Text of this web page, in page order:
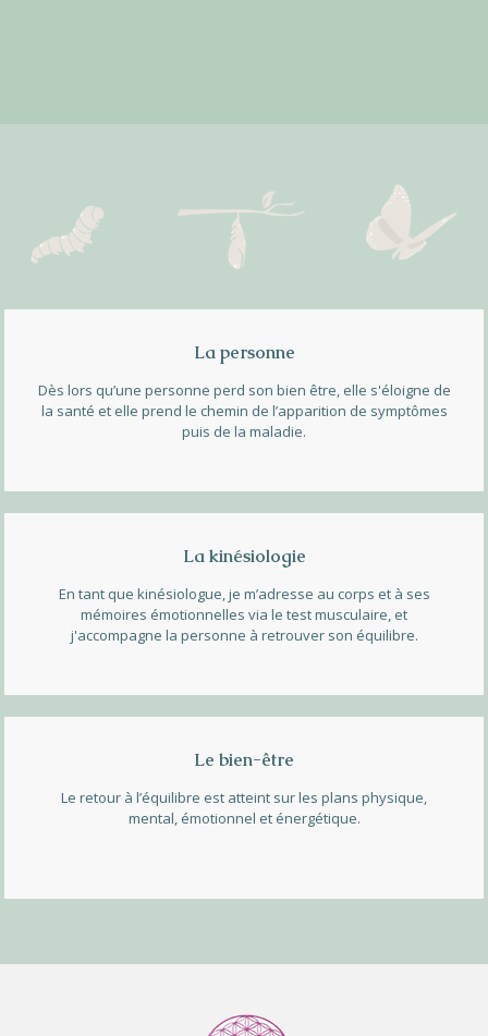
La personne
Dès lors qu’une personne perd son bien être, elle s'éloigne de
la santé et elle prend le chemin de l’apparition de symptômes
puis de la maladie.
La kinésiologie
En tant que kinésiologue, je m’adresse au corps et à ses
mémoires émotionnelles via le test musculaire, et
j'accompagne la personne à retrouver son équilibre.
Le bien-être
Le retour à l’équilibre est atteint sur les plans physique,
mental, émotionnel et énergétique.